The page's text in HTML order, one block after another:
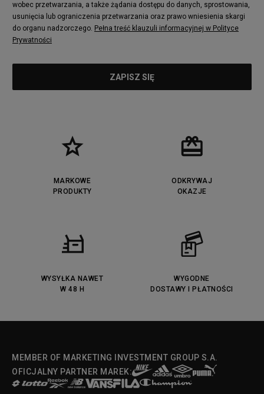
wobec przetwarzania, a także żądania dostępu do danych, sprostowania,
usunięcia lub ograniczenia przetwarzania oraz prawo wniesienia skargi
do organu nadzorczego. Pełna treść klauzuli informacyjnej w Polityce
Prywatności
MARKOWE
PRODUKTY
ODKRYWAJ
OKAZJE
WYSYŁKA NAWET
W 48 H
WYGODNE
DOSTAWY I PŁATNOŚCI
MEMBER OF MARKETING INVESTMENT GROUP S.A.
OFICJALNY PARTNER MAREK: